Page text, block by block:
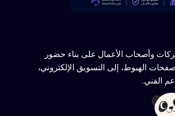
وأصحاب الأعمال على بناء حضور
الهبوط، إلى التسويق الإلكتروني،
الفني.